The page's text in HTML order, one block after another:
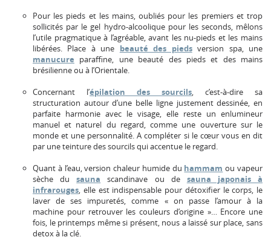
Pour les pieds et les mains, oubliés pour les premiers et trop
sollicités par le gel hydro-alcoolique pour les seconds, mêlons
l’utile pragmatique à l’agréable, avant les nu-pieds et les mains
libérées. Place à une beauté des piedsversion spa, une
manucure paraffine, une beauté des pieds et des mains
brésilienne ou à l’Orientale.
Concernant l’épilation des sourcils, c’est-à-dire sa
structuration autour d’une belle ligne justement dessinée, en
parfaite harmonie avec le visage, elle reste un enlumineur
manuel et naturel du regard, comme une ouverture sur le
monde et une personnalité. A compléter si le cœur vous en dit
par une teinture des sourcils qui accentue le regard.
Quant à l’eau, version chaleur humide du hammam ou vapeur
sèche dusauna scandinave ou de sauna japonais à
infrarouges, elle est indispensable pour détoxifier le corps, le
laver de ses impuretés, comme « on passe l’amour à la
machine pour retrouver les couleurs d’origine »… Encore une
fois, le printemps même si présent, nous a laissé sur place, sans
detox à la clé.